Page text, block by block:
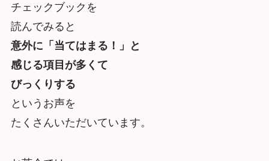
チェックブックを
読んでみると
意外に「当てはまる！」と
感じる項目が多くて
びっくりする
というお声を
たくさんいただいています。